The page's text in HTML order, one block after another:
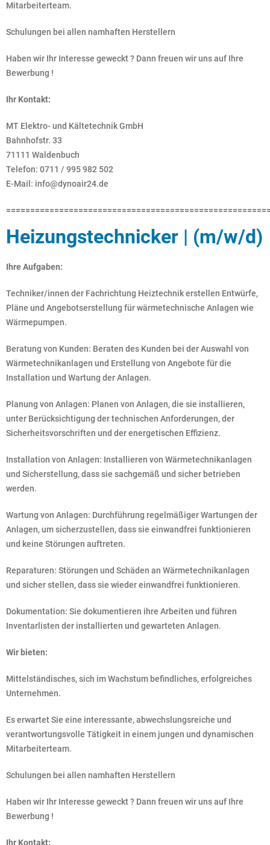
Mitarbeiterteam.
Schulungen bei allen namhaften Herstellern
Haben wir Ihr Interesse geweckt ? Dann freuen wir uns auf Ihre
Bewerbung !
Ihr Kontakt:
MT Elektro- und Kältetechnik GmbH
Bahnhofstr. 33
71111 Waldenbuch
Telefon: 0711 / 995 982 502
E-Mail: info@dynoair24.de
Heizungstechnicker | (m/w/d)
Ihre Aufgaben:
Techniker/innen der Fachrichtung Heiztechnik erstellen Entwürfe,
Pläne und Angebotserstellung für wärmetechnische Anlagen wie
Wärmepumpen.
Beratung von Kunden: Beraten des Kunden bei der Auswahl von
Wärmetechnikanlagen und Erstellung von Angebote für die
Installation und Wartung der Anlagen.
Planung von Anlagen: Planen von Anlagen, die sie installieren,
unter Berücksichtigung der technischen Anforderungen, der
Sicherheitsvorschriften und der energetischen Effizienz.
Installation von Anlagen: Installieren von Wärmetechnikanlagen
und Sicherstellung, dass sie sachgemäß und sicher betrieben
werden.
Wartung von Anlagen: Durchführung regelmäßiger Wartungen der
Anlagen, um sicherzustellen, dass sie einwandfrei funktionieren
und keine Störungen auftreten.
Reparaturen: Störungen und Schäden an Wärmetechnikanlagen
und sicher stellen, dass sie wieder einwandfrei funktionieren.
Dokumentation: Sie dokumentieren ihre Arbeiten und führen
Inventarlisten der installierten und gewarteten Anlagen.
Wir bieten:
Mittelständisches, sich im Wachstum befindliches, erfolgreiches
Unternehmen.
Es erwartet Sie eine interessante, abwechslungsreiche und
verantwortungsvolle Tätigkeit in einem jungen und dynamischen
Mitarbeiterteam.
Schulungen bei allen namhaften Herstellern
Haben wir Ihr Interesse geweckt ? Dann freuen wir uns auf Ihre
Bewerbung !
Ihr Kontakt: